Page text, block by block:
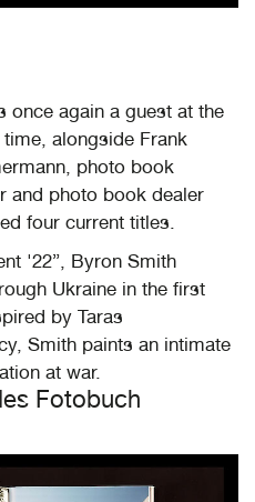
once again a guest at the
alongside Frank
photo book
and photo book dealer
four current titles.
'22”, Byron Smith
Ukraine in the first
by Taras
Smith paints an intimate
at war.
Fotobuch